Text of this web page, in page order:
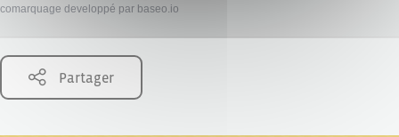
comarquage developpé par baseo.io
Partager